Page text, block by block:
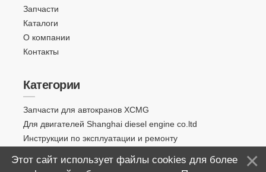
Запчасти
Каталоги
О компании
Контакты
Категории
Запчасти для автокранов XCMG
Для двигателей Shanghai diesel engine co.ltd
Инструкции по эксплуатации и ремонту
Этот сайт использует файлы cookies для более